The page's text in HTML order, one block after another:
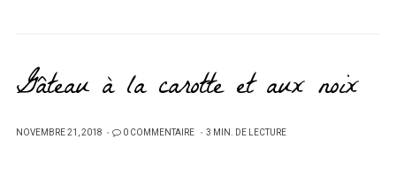
Gâteau à la carotte et aux noix
PUBLIÉ
NOVEMBRE 21, 2018 0 COMMENTAIRE 3 MIN. DE LECTURE